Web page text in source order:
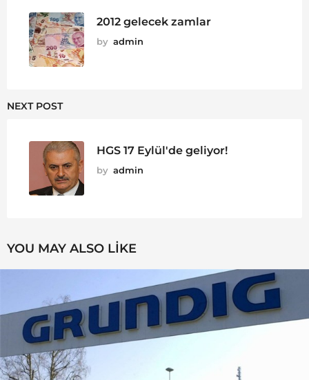
2012 gelecek zamlar
by admin
NEXT POST
HGS 17 Eylül'de geliyor!
by admin
YOU MAY ALSO LIKE